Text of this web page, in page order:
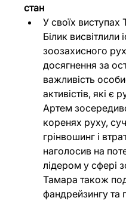
стан
У своїх
Білик висвітлили
зоозахисного
досягнення за
важливість
активістів, які
Артем
коренях руху,
грінвошинг і
наголосив на
лідером у сфері
Тамара також
фандрейзингу та